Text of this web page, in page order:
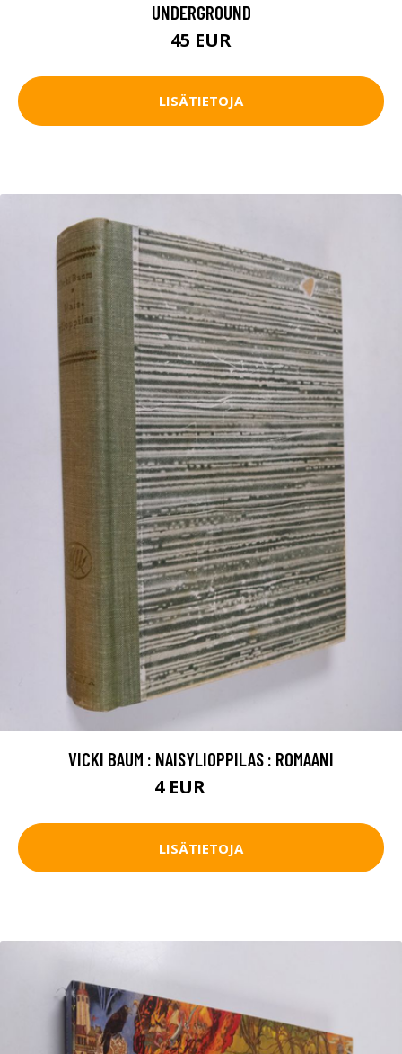
UNDERGROUND
45 EUR
LISÄTIETOJA
VICKI BAUM : NAISYLIOPPILAS : ROMAANI
4 EUR
LISÄTIETOJA